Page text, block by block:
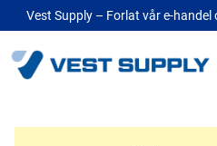
Vest Supply – Forlat vår e-